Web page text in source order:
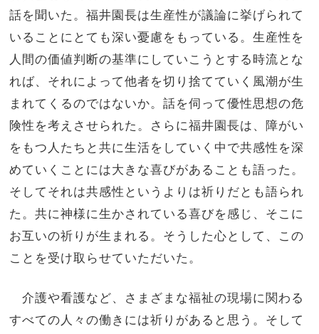
話を聞いた。福井園長は生産性が議論に挙げられて
いることにとても深い憂慮をもっている。生産性を
人間の価値判断の基準にしていこうとする時流とな
れば、それによって他者を切り捨てていく風潮が生
まれてくるのではないか。話を伺って優性思想の危
険性を考えさせられた。さらに福井園長は、障がい
をもつ人たちと共に生活をしていく中で共感性を深
めていくことには大きな喜びがあることも語った。
そしてそれは共感性というよりは祈りだとも語られ
た。共に神様に生かされている喜びを感じ、そこに
お互いの祈りが生まれる。そうした心として、この
ことを受け取らせていただいた。
介護や看護など、さまざまな福祉の現場に関わる
すべての人々の働きには祈りがあると思う。そして